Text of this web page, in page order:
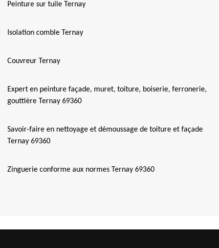
Peinture sur tuile Ternay
Isolation comble Ternay
Couvreur Ternay
Expert en peinture façade, muret, toiture, boiserie, ferronerie,
gouttière Ternay 69360
Savoir-faire en nettoyage et démoussage de toiture et façade
Ternay 69360
Zinguerie conforme aux normes Ternay 69360